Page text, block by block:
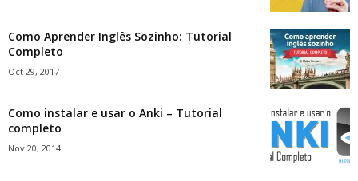
Como Aprender Inglês Sozinho: Tutorial
Completo
Oct 29, 2017
Como instalar e usar o Anki – Tutorial
completo
Nov 20, 2014